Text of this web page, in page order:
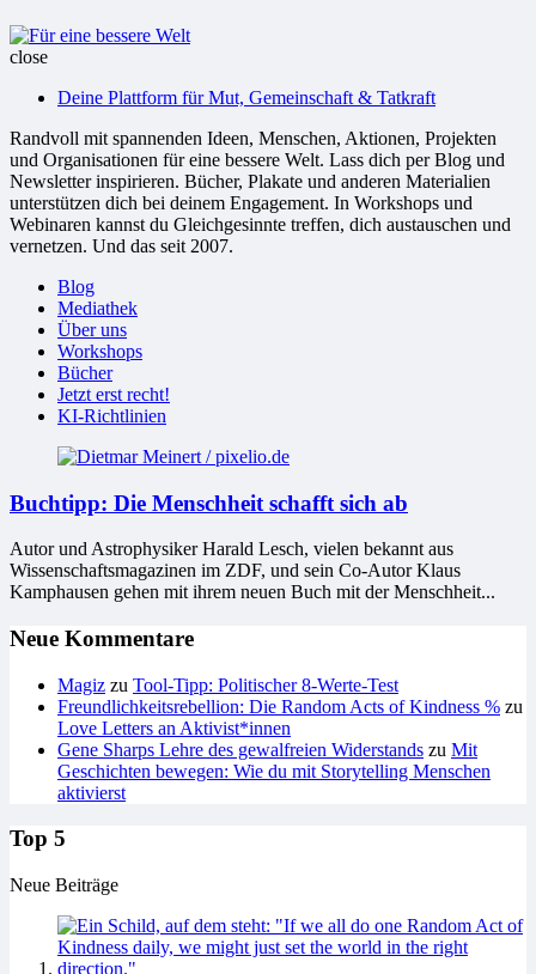
Für
Welt
close
Deine Plattform für Mut, Gemeinschaft & Tatkraft
Randvoll mit spannenden Ideen, Menschen, Aktionen, Projekten
und Organisationen für eine bessere Welt. Lass dich per Blog und
Newsletter inspirieren. Bücher, Plakate und anderen Materialien
unterstützen dich bei deinem Engagement. In Workshops und
Webinaren kannst du Gleichgesinnte treffen, dich austauschen und
vernetzen. Und das seit 2007.
Blog
Mediathek
Über uns
Workshops
Bücher
Jetzt erst recht!
KI-Richtlinien
Buchtipp: Die Menschheit schafft sich ab
Autor und Astrophysiker Harald Lesch, vielen bekannt aus
Wissenschaftsmagazinen im ZDF, und sein Co-Autor Klaus
Kamphausen gehen mit ihrem neuen Buch mit der Menschheit...
Neue Kommentare
Magiz zu Tool-Tipp: Politischer 8-Werte-Test
Freundlichkeitsrebellion: Die Random Acts of Kindness % zu
Love Letters an Aktivist*innen
Gene Sharps Lehre des gewalfreien Widerstands zu Mit
Geschichten bewegen: Wie du mit Storytelling Menschen
aktivierst
Top 5
Neue Beiträge